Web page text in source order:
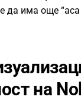
да има още “аса
на